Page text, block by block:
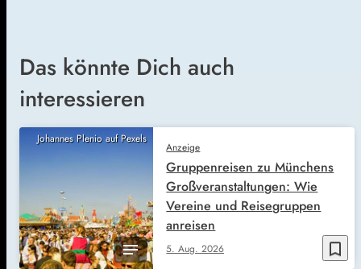
Das könnte Dich auch
interessieren
Johannes Plenio auf Pexels
bookmark_border
Anzeige
5. Aug. 2026
Gruppenreisen zu Münchens
Großveranstaltungen: Wie
Vereine und Reisegruppen
anreisen